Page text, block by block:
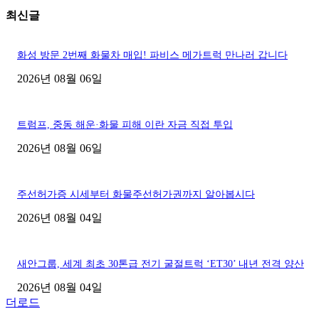
최신글
화성 방문 2번째 화물차 매입! 파비스 메가트럭 만나러 갑니다
2026년 08월 06일
트럼프, 중동 해운·화물 피해 이란 자금 직접 투입
2026년 08월 06일
주선허가증 시세부터 화물주선허가권까지 알아봅시다
2026년 08월 04일
새안그룹, 세계 최초 30톤급 전기 굴절트럭 ‘ET30’ 내년 전격 양산
2026년 08월 04일
더로드